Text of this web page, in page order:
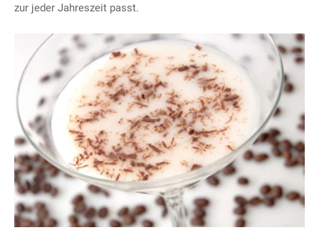
zur jeder Jahreszeit passt.